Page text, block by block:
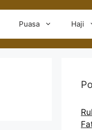
Puasa Haji